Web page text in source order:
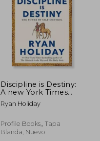
dcto.
Discipline is Destiny:
A new York Times
Bestseller (en Inglés)
Ryan Holiday
Profile Books,, Tapa
Blanda, Nuevo